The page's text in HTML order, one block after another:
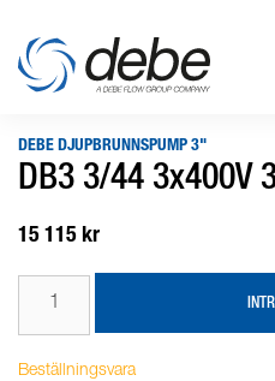
DEBE DJUPBRUNNSPUMP 3"
DB3 3/44 3x400V
15 115 kr
Beställningsvara